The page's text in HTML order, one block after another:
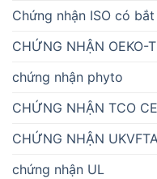
Chứng nhận ISO có
CHỨNG NHẬN OEKO-
chứng nhận phyto
CHỨNG NHẬN TCO
CHỨNG NHẬN
chứng nhận UL